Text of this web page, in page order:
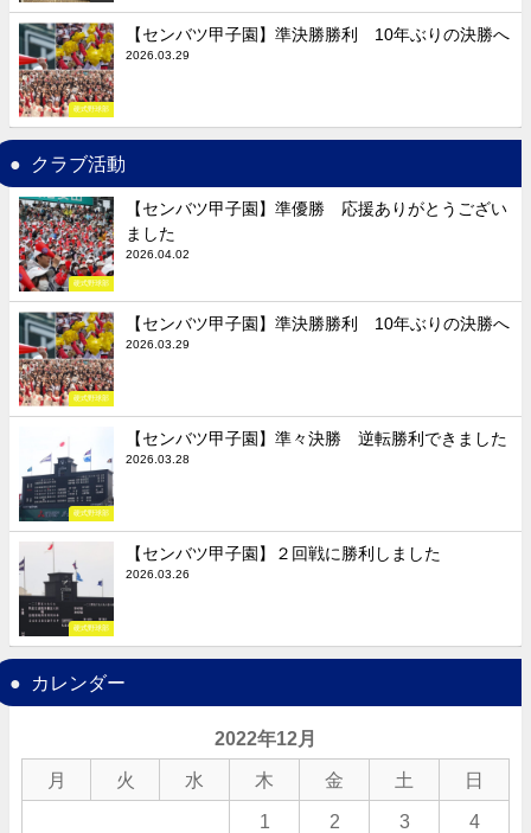
硬式野球部
【センバツ甲子園】準決勝勝利 10年ぶりの決勝へ
2026.03.29
クラブ活動
硬式野球部
【センバツ甲子園】準優勝 応援ありがとうござい
ました
2026.04.02
硬式野球部
【センバツ甲子園】準決勝勝利 10年ぶりの決勝へ
2026.03.29
硬式野球部
【センバツ甲子園】準々決勝 逆転勝利できました
2026.03.28
硬式野球部
【センバツ甲子園】２回戦に勝利しました
2026.03.26
カレンダー
2022年12月
月 火 水 木 金 土 日
1 2 3 4